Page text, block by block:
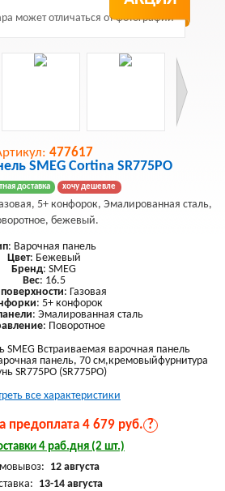
может отличаться от фотографии
477617
SMEG Cortina SR775PO
доставка хочу дешевле
5+ конфорок, Эмалированная сталь,
бежевый.
: Варочная панель
Цвет: Бежевый
Бренд: SMEG
Вес: 16.5
: Газовая
: 5+ конфорок
: Эмалированная сталь
: Поворотное
SMEG Встраиваемая варочная панель
панель, 70 см,кремовыйфурнитура
SR775PO (SR775PO)
все характеристики
предоплата 4 679 руб. ?
4 раб.дня (2 шт.)
12 августа
13-14 августа